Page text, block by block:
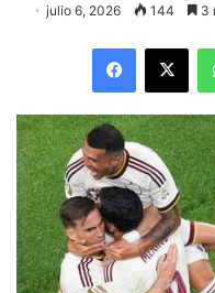
julio 6, 2026 144 3
Facebook
X